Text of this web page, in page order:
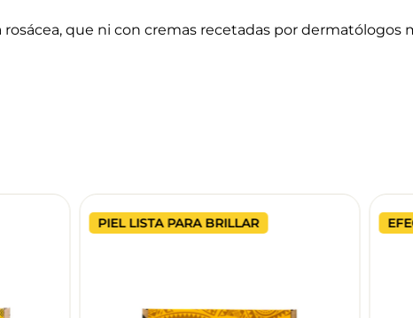
que ni con cremas recetadas por dermatólogos
PIEL LISTA PARA BRILLAR